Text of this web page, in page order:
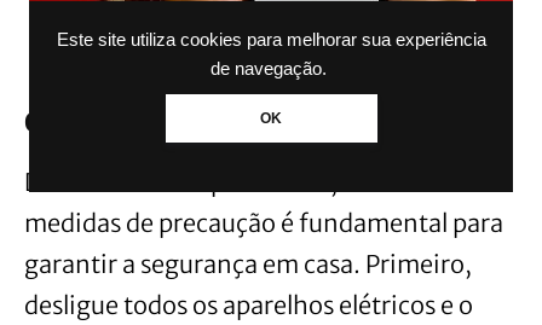
Este site utiliza cookies para melhorar sua experiência
de navegação.
OK
Cuidados em casos de temporal forte
Durante um temporal forte, adotar
medidas de precaução é fundamental para
garantir a segurança em casa. Primeiro,
desligue todos os aparelhos elétricos e o